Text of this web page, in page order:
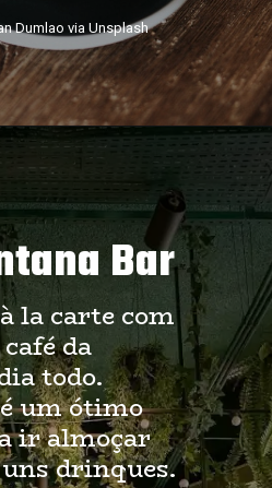
Dumlao via Unsplash
Bar
la carte com
da
todo.
um ótimo
ir almoçar
drinques.